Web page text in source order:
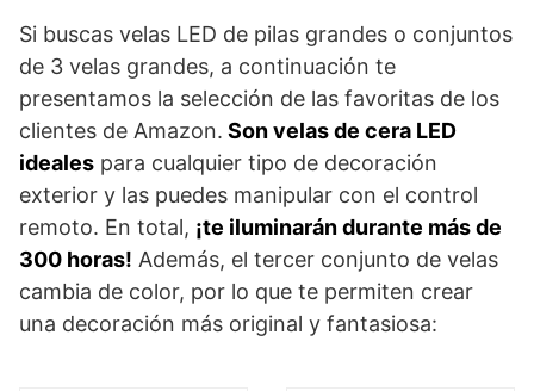
Si buscas velas LED de pilas grandes o conjuntos
de 3 velas grandes, a continuación te
presentamos la selección de las favoritas de los
clientes de Amazon. Son velas de cera LED
ideales para cualquier tipo de decoración
exterior y las puedes manipular con el control
remoto. En total, ¡te iluminarán durante más de
300 horas! Además, el tercer conjunto de velas
cambia de color, por lo que te permiten crear
una decoración más original y fantasiosa: